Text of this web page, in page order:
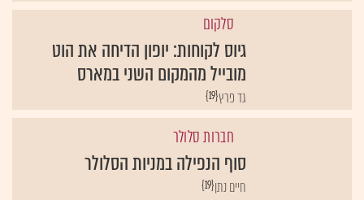
סלקום
גיוס לקוחות: יופון הדיחה את הוט
מובייל מהמקום השני במארס
{19}גד פרץ
חברות סלולר
סוף הנפילה במניות הסלולר
{19}חיים נתן